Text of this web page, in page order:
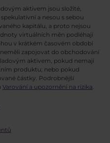
aktivem jsou složité,
a nesou s sebou
kapitálu, a proto nejsou
virtuálních měn podléhají
v krátkém časovém období
zapojovat do obchodování
aktivem, pokud nemají
produktu; nebo pokud
částky. Podrobnější
Varování a upozornění na rizika